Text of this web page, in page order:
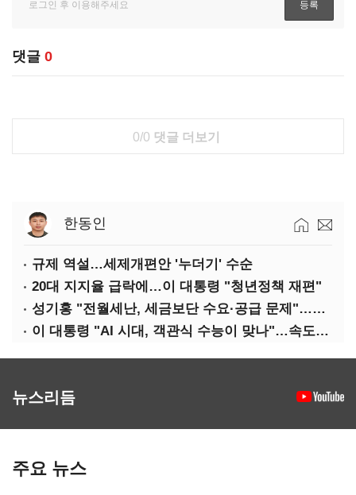
댓글 0
0/0 댓글 더보기
한동인
규제 역설…세제개편안 '누더기' 수순
20대 지지율 급락에…이 대통령 "청년정책 재편"
성기홍 "전월세난, 세금보단 수요·공급 문제"…닥공 시사
이 대통령 "AI 시대, 객관식 수능이 맞나"…속도전 '경계'
뉴스리듬
주요 뉴스